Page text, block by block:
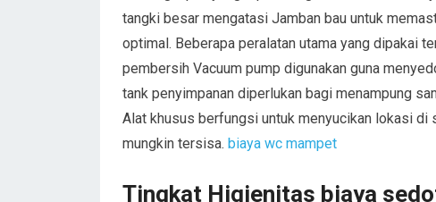
tangki besar mengatasi Jamban bau untuk
optimal. Beberapa peralatan utama yang dipakai
pembersih Vacuum pump digunakan guna
tank penyimpanan diperlukan bagi menampung
Alat khusus berfungsi untuk menyucikan lokasi
mungkin tersisa. biaya wc mampet
Tingkat Higienitas biaya